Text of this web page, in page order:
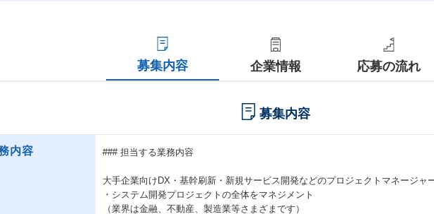
募集内容 企業情報 応募の流れ
募集内容
内容 ### 担当する業務内容
大手企業向けDX・基幹刷新・新規サービス開発などのプロジェクトマネージャ
・システム開発プロジェクトの全体をマネジメント
（業界は金融、不動産、製造業等さまざまです）